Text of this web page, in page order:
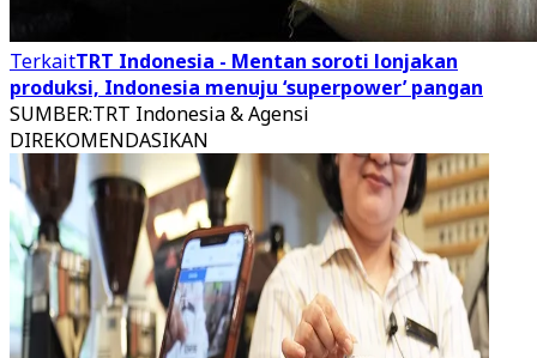
TerkaitTRT Indonesia - Mentan soroti lonjakan
produksi, Indonesia menuju ‘superpower’ pangan
SUMBER:TRT Indonesia & Agensi
DIREKOMENDASIKAN